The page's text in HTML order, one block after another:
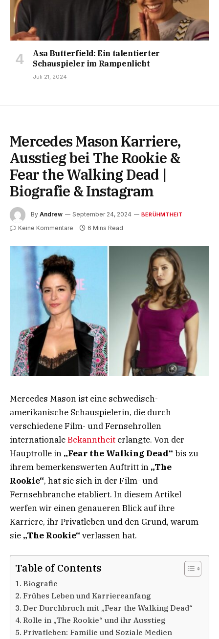
Asa Butterfield: Ein talentierter
Schauspieler im Rampenlicht
Juli 21, 2024
Mercedes Mason Karriere,
Ausstieg bei The Rookie &
Fear the Walking Dead |
Biografie & Instagram
By Andrew September 24, 2024 BERÜHMTHEIT
Keine Kommentare 6 Mins Read
Mercedes Mason ist eine schwedisch-
amerikanische Schauspielerin, die durch
verschiedene Film- und Fernsehrollen
internationaleBekanntheit erlangte. Von der
Hauptrolle in „Fear the Walking Dead“ bis zu
ihrem bemerkenswerten Auftritt in „The
Rookie“, hat sie sich in der Film- und
Fernsehbranche etabliert. In diesem Artikel
werfen wir einen genaueren Blick auf ihre
Karriere, ihr Privatleben und den Grund, warum
sie „The Rookie“ verlassen hat.
Table of Contents
Biografie
Frühes Leben und Karriereanfang
Der Durchbruch mit „Fear the Walking Dead“
Rolle in „The Rookie“ und ihr Ausstieg
Privatleben: Familie und Soziale Medien